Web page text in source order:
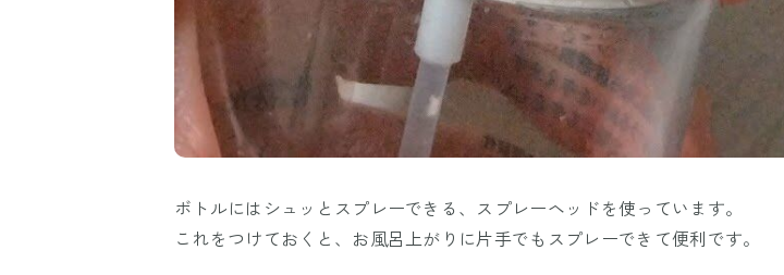
ボトルにはシュッとスプレーできる、スプレーヘッドを使っています。
これをつけておくと、お風呂上がりに片手でもスプレーできて便利です。